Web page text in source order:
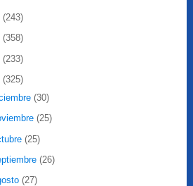
(243)
(358)
(233)
(325)
(30)
(25)
(25)
(26)
(27)